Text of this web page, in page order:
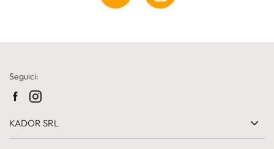
Seguici:
KADOR SRL